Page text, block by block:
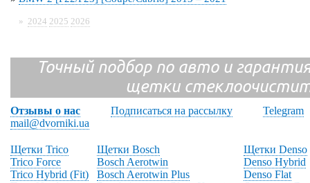
» 2024 2025 2026
Точный подбор по авто и
щетки
Отзывы о нас Подписаться на рассылку
Telegram
mail@dvorniki.ua
Щетки Trico
Trico Force
Trico Hybrid (Fit)
Щетки Bosch
Bosch Aerotwin
Bosch Aerotwin Plus
Щетки Denso
Denso Hybrid
Denso Flat